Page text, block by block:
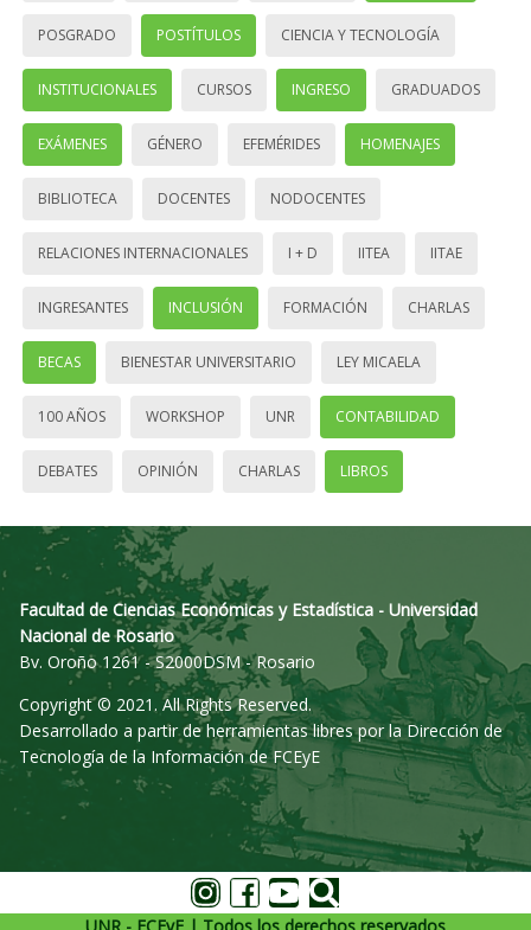
POSGRADO POSTÍTULOS CIENCIA Y TECNOLOGÍA
INSTITUCIONALES CURSOS INGRESO GRADUADOS
EXÁMENES GÉNERO EFEMÉRIDES HOMENAJES
BIBLIOTECA DOCENTES NODOCENTES
RELACIONES INTERNACIONALES I + D IITEA IITAE
INGRESANTES INCLUSIÓN FORMACIÓN CHARLAS
BECAS BIENESTAR UNIVERSITARIO LEY MICAELA
100 AÑOS WORKSHOP UNR CONTABILIDAD
DEBATES OPINIÓN CHARLAS LIBROS
Facultad de Ciencias Económicas y Estadística - Universidad
Nacional de Rosario
Bv. Oroño 1261 - S2000DSM - Rosario
Copyright © 2021. All Rights Reserved.
Desarrollado a partir de herramientas libres por la Dirección de
Tecnología de la Información de FCEyE